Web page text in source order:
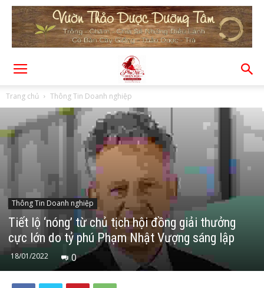
Trang chủ Thông Tin Doanh nghiệp
Thông Tin Doanh nghiệp
Tiết lộ ‘nóng’ từ chủ tịch hội đồng giải thưởng
cực lớn do tỷ phú Phạm Nhật Vượng sáng lập
18/01/2022 0